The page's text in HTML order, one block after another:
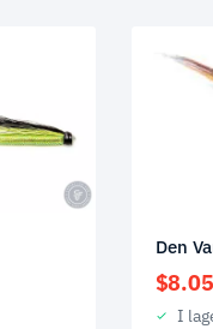
Den
$8.05
I